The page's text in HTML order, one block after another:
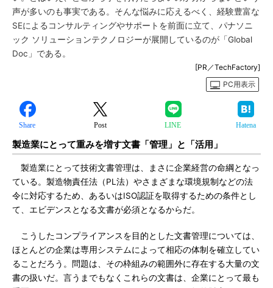
声が多いのも事実である。そんな悩みに応えるべく、経験豊富な
SEによるコンサルティングやサポートを前面に立て、パナソニ
ック ソリューションテクノロジーが展開しているのが「Global
Doc」である。
[PR／TechFactory]
PC用表示
Share Post LINE Hatena
製造業にとって重みを増す文書「管理」と「活用」
製造業にとって技術文書管理は、まさに企業経営の命綱となっ
ている。製造物責任法（PL法）やさまざまな環境規制などの法
令に対応するため、あるいはISO認証を取得するための条件とし
て、エビデンスとなる文書が必須となるからだ。
こうしたコンプライアンスを目的とした文書管理については、
ほとんどの企業は専用システムによって相応の体制を確立してい
ることだろう。問題は、その枠組みの範囲外に存在する大量の文
書の扱いだ。言うまでもなくこれらの文書は、企業にとって最も